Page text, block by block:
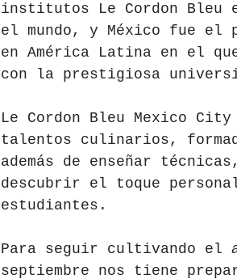
institutos Le Cordon Bleu
el mundo, y México fue el
en América Latina en el
con la prestigiosa
Le Cordon Bleu Mexico
talentos culinarios,
además de enseñar
descubrir el toque
estudiantes.
Para seguir cultivando el
septiembre nos tiene